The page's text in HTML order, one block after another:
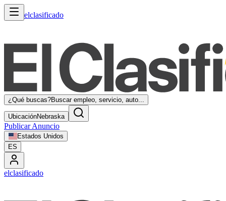
elclasificado
¿Qué buscas?Buscar empleo, servicio, auto...
UbicaciónNebraska
Publicar Anuncio
Estados Unidos
ES
elclasificado